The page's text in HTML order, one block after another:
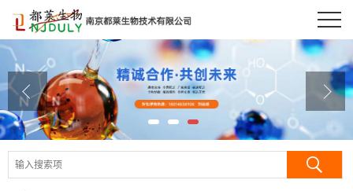
公司首页
公司介绍
公司动态
产品展厅